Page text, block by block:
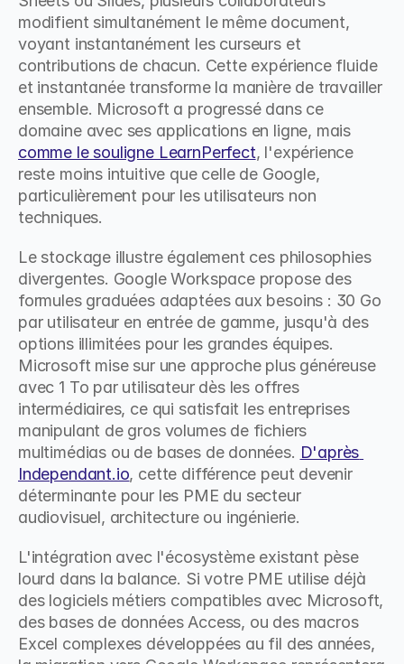
modifient simultanément le même document,
voyant instantanément les curseurs et
contributions de chacun. Cette expérience fluide
et instantanée transforme la manière de travailler
ensemble. Microsoft a progressé dans ce
comme le souligne LearnPerfect, l'expérience
reste moins intuitive que celle de Google,
particulièrement pour les utilisateurs non
techniques.
Le stockage illustre également ces philosophies
divergentes. Google Workspace propose des
formules graduées adaptées aux besoins : 30 Go
par utilisateur en entrée de gamme, jusqu'à des
options illimitées pour les grandes équipes.
Microsoft mise sur une approche plus généreuse
avec 1 To par utilisateur dès les offres
intermédiaires, ce qui satisfait les entreprises
manipulant de gros volumes de fichiers
multimédias ou de bases de données. D'après
Independant.io, cette différence peut devenir
déterminante pour les PME du secteur
audiovisuel, architecture ou ingénierie.
L'intégration avec l'écosystème existant pèse
lourd dans la balance. Si votre PME utilise déjà
des logiciels métiers compatibles avec Microsoft,
des bases de données Access, ou des macros
Excel complexes développées au fil des années,